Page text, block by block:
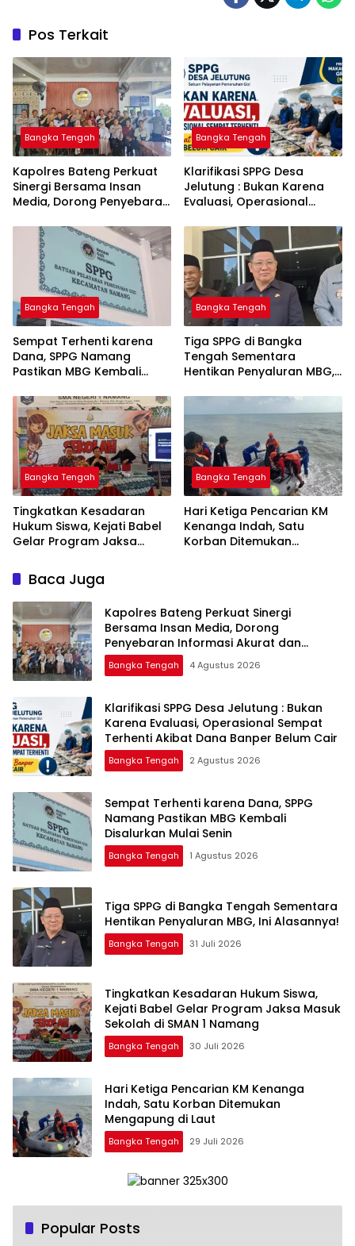
Pos Terkait
Bangka Tengah
‎Kapolres Bateng Perkuat
Sinergi Bersama Insan
Media, Dorong Penyebaran
Layanan Polri 110
Bangka Tengah
‎Klarifikasi SPPG Desa
Jelutung : Bukan Karena
Evaluasi, Operasional
Dana Banper Belum Cair
Bangka Tengah
‎Sempat Terhenti karena
Dana, SPPG Namang
Pastikan MBG Kembali
Bangka Tengah
‎Tiga SPPG di Bangka
Tengah Sementara
Hentikan Penyaluran MBG,
Bangka Tengah
Tingkatkan Kesadaran
Hukum Siswa, Kejati Babel
Gelar Program Jaksa
Namang
Bangka Tengah
Hari Ketiga Pencarian KM
Kenanga Indah, Satu
Korban Ditemukan
Baca Juga
‎Kapolres Bateng Perkuat Sinergi
Bersama Insan Media, Dorong
Penyebaran Informasi Akurat dan
Layanan Polri 110
Bangka Tengah 4 Agustus 2026
‎Klarifikasi SPPG Desa Jelutung : Bukan
Karena Evaluasi, Operasional Sempat
Terhenti Akibat Dana Banper Belum Cair
Bangka Tengah 2 Agustus 2026
‎Sempat Terhenti karena Dana, SPPG
Namang Pastikan MBG Kembali
Disalurkan Mulai Senin
Bangka Tengah 1 Agustus 2026
‎Tiga SPPG di Bangka Tengah Sementara
Bangka Tengah 31 Juli 2026
Tingkatkan Kesadaran Hukum Siswa,
Kejati Babel Gelar Program Jaksa Masuk
Sekolah di SMAN 1 Namang
Bangka Tengah 30 Juli 2026
Hari Ketiga Pencarian KM Kenanga
Indah, Satu Korban Ditemukan
Mengapung di Laut
Bangka Tengah 29 Juli 2026
Popular Posts